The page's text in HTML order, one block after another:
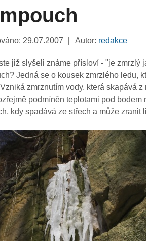
29.07.2007 | Autor: redakce
již slyšeli známe přísloví - "je zmrzlý
Jedná se o kousek zmrzlého ledu,
zmrznutím vody, která skapává
podmíněn teplotami pod
kdy spadává ze střech a může zranit